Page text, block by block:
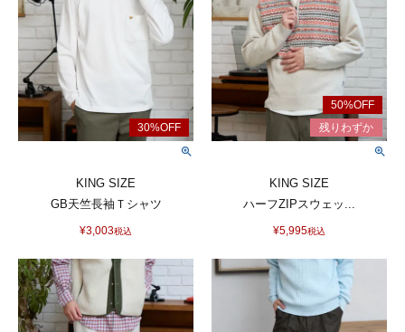
KING SIZE
GB天竺長袖Ｔシャツ
¥3,003税込
KING SIZE
ハーフZIPスウェッ...
¥5,995税込